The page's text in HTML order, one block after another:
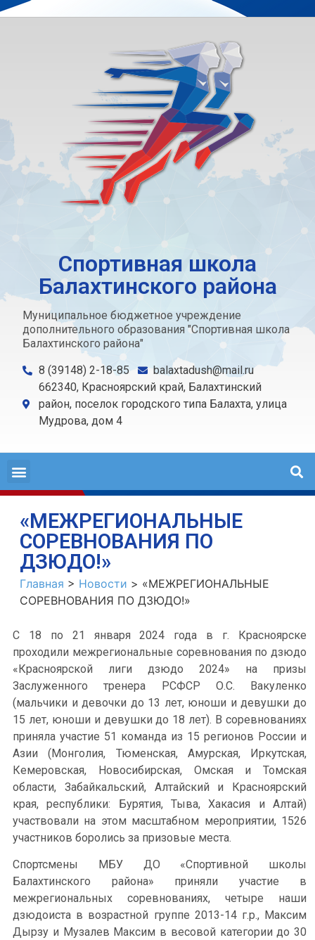
Спортивная школа
Балахтинского района
Муниципальное бюджетное учреждение
дополнительного образования "Спортивная школа
Балахтинского района"
8 (39148) 2-18-85
balaxtadush@mail.ru
662340, Красноярский край, Балахтинский
район, поселок городского типа Балахта, улица
Мудрова, дом 4
«МЕЖРЕГИОНАЛЬНЫЕ
СОРЕВНОВАНИЯ ПО
ДЗЮДО!»
Главная > Новости > «МЕЖРЕГИОНАЛЬНЫЕ
СОРЕВНОВАНИЯ ПО ДЗЮДО!»
С 18 по 21 января 2024 года в г. Красноярске
проходили межрегиональные соревнования по дзюдо
«Красноярской лиги дзюдо 2024» на призы
Заслуженного тренера РСФСР О.С. Вакуленко
(мальчики и девочки до 13 лет, юноши и девушки до
15 лет, юноши и девушки до 18 лет). В соревнованиях
приняла участие 51 команда из 15 регионов России и
Азии (Монголия, Тюменская, Амурская, Иркутская,
Кемеровская, Новосибирская, Омская и Томская
области, Забайкальский, Алтайский и Красноярский
края, республики: Бурятия, Тыва, Хакасия и Алтай)
участвовали на этом масштабном мероприятии, 1526
участников боролись за призовые места.
Спортсмены МБУ ДО «Спортивной школы
Балахтинского района» приняли участие в
межрегиональных соревнованиях, четыре наши
дзюдоиста в возрастной группе 2013-14 г.р., Максим
Дырзу и Музалев Максим в весовой категории до 30